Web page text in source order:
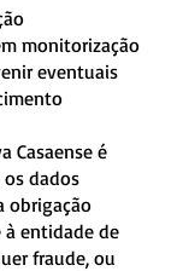
monitorização
eventuais
Casaense é
dados
obrigação
à entidade de
fraude, ou